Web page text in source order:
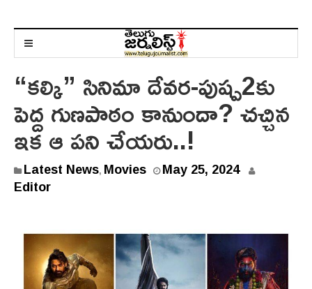
“కల్కి” సినిమా దేవర-పుష్ప2కు
పెద్ద గుణపాఠం కానుందా? చచ్చిన
ఇక ఆ పని చేయరు..!
Latest News, Movies May 25, 2024
Editor